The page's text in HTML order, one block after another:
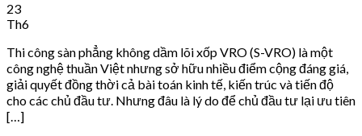
23
Th6
Thi công sàn phẳng không dầm lõi xốp VRO (S-VRO) là một
công nghệ thuần Việt nhưng sở hữu nhiều điểm cộng đáng giá,
giải quyết đồng thời cả bài toán kinh tế, kiến trúc và tiến độ
cho các chủ đầu tư. Nhưng đâu là lý do để chủ đầu tư lại ưu tiên
[…]